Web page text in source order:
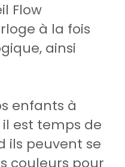
Flow
à la fois
ainsi
enfants à
est temps de
ils peuvent se